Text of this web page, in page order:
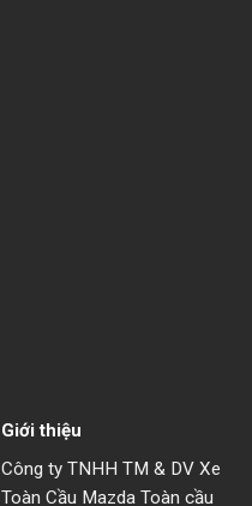
Giới thiệu
Công ty TNHH TM & DV Xe
Toàn Cầu Mazda Toàn cầu